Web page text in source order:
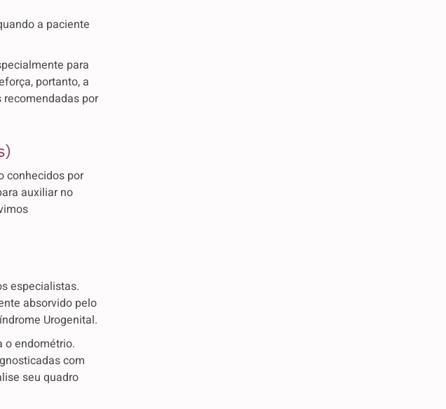
a paciente
para
portanto, a
por
conhecidos por
auxiliar no
especialistas.
absorvido pelo
Urogenital.
o endométrio.
com
seu quadro